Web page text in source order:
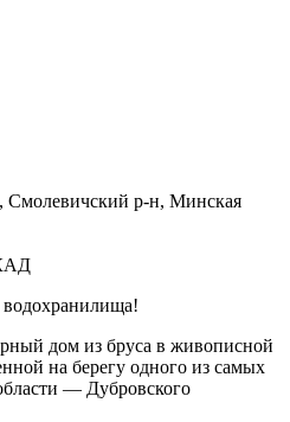
Смолевичский р-н, Минская
водохранилища!
дом из бруса в живописной
на берегу одного из самых
— Дубровского